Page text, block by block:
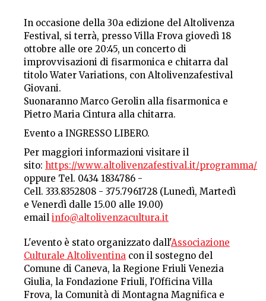
In occasione della 30a edizione del Altolivenza
Festival, si terrà, presso Villa Frova giovedì 18
ottobre alle ore 20:45, un concerto di
improvvisazioni di fisarmonica e chitarra dal
titoloWater Variations, con Altolivenzafestival
Giovani.
Suonaranno Marco Gerolin alla fisarmonica e
Pietro Maria Cintura alla chitarra.
Evento a INGRESSO LIBERO.
Per maggiori informazioni visitare il
sito: https://www.altolivenzafestival.it/programma/
oppure Tel. 0434 1834786 -
Cell. 333.8352808 - 375.7961728 (Lunedì, Martedì
e Venerdì dalle 15.00 alle 19.00)
email info@altolivenzacultura.it
L'evento è stato organizzato dall'Associazione
Culturale Altoliventina con il sostegno del
Comune di Caneva, la Regione Friuli Venezia
Giulia, la Fondazione Friuli, l'Officina Villa
Frova, la Comunità di Montagna Magnifica e